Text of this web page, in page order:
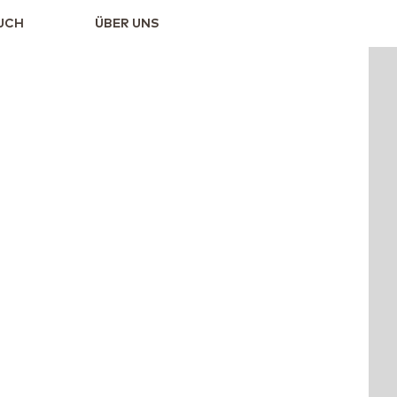
ÜBER UNS